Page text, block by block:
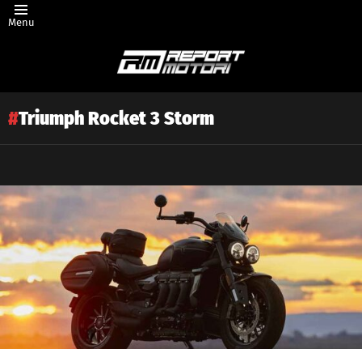
Menu
Triumph Rocket 3 Storm
Latest
story